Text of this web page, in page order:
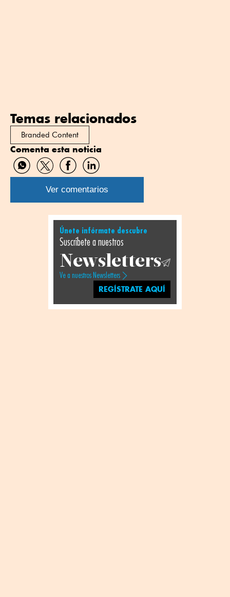
Temas relacionados
Branded Content
Comenta esta noticia
Compartir
por
WhatsApp
Compartir
por
Twitter
Compartir
por
Facebook
Compartir
por
Linkedin
Ver comentarios
Únete infórmate descubre
Suscríbete a nuestros
Newsletters
Ve a nuestros Newsletters
REGÍSTRATE AQUÍ